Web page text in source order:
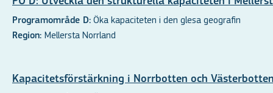
Programområde D: Öka kapaciteten i den glesa geografin
Region: Mellersta Norrland
Kapacitetsförstärkning i Norrbotten och Västerbotten